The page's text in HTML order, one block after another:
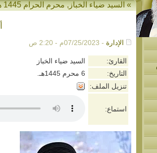
»السيد ضياء الخباز,محرم الحرام 1445 هـ
الإدارة - 07/25/2023م - 2:20 ص
القارئ:
السيد ضياء الخباز
التاريخ:
6 محرم 1445هـ.
تنزيل الملف:
استماع: